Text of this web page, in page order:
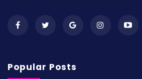
Popular Posts